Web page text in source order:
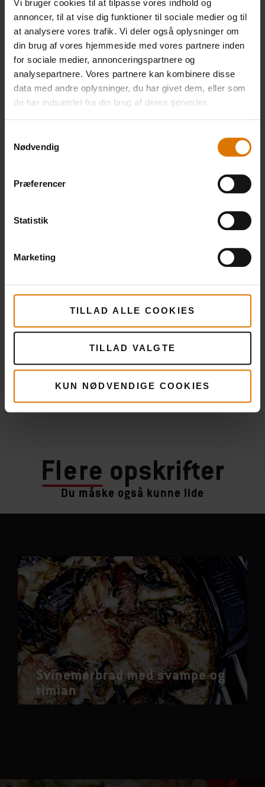
Vi bruger cookies til at tilpasse vores indhold og
annoncer, til at vise dig funktioner til sociale medier og til
at analysere vores trafik. Vi deler også oplysninger om
din brug af vores hjemmeside med vores partnere inden
for sociale medier, annonceringspartnere og
analysepartnere. Vores partnere kan kombinere disse
data med andre oplysninger, du har givet dem, eller som
de har indsamlet fra din brug af deres tjenester.
Nødvendig
Præferencer
Statistik
Marketing
TILLAD ALLE COOKIES
TILLAD VALGTE
KUN NØDVENDIGE COOKIES
Gør det nemt
Anbefalet tilbehør
Forklæde
Se
mere
Flere opskrifter
Du måske også kunne lide
Svinemørbrad med svampe og
timian